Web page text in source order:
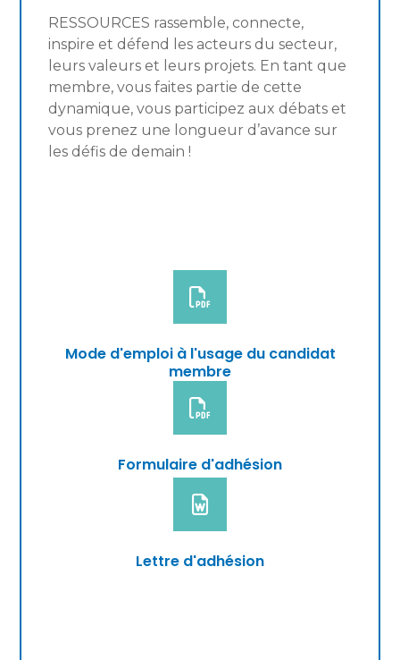
RESSOURCES rassemble, connecte,
inspire et défend les acteurs du secteur,
leurs valeurs et leurs projets. En tant que
membre, vous faites partie de cette
dynamique, vous participez aux débats et
vous prenez une longueur d’avance sur
les défis de demain !
Mode d'emploi à l'usage du candidat
membre
Formulaire d'adhésion
Lettre d'adhésion